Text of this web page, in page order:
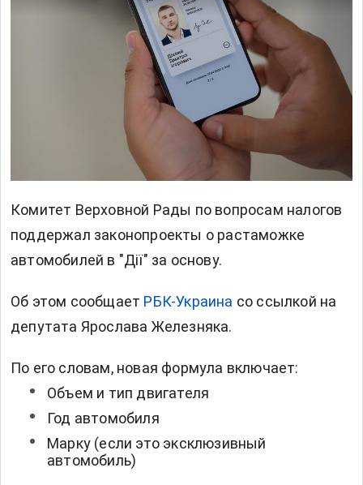
Комитет Верховной Рады по вопросам налогов
поддержал законопроекты о растаможке
автомобилей в "Дії" за основу.
Об этом сообщает РБК-Украина со ссылкой на
депутата Ярослава Железняка.
По его словам, новая формула включает:
Объем и тип двигателя
Год автомобиля
Марку (если это эксклюзивный
автомобиль)